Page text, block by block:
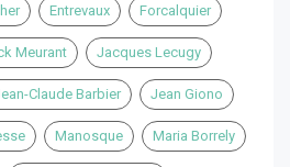
Entrevaux Forcalquier
Meurant Jacques Lecugy
Claude Barbier Jean Giono
Manosque Maria Borrely